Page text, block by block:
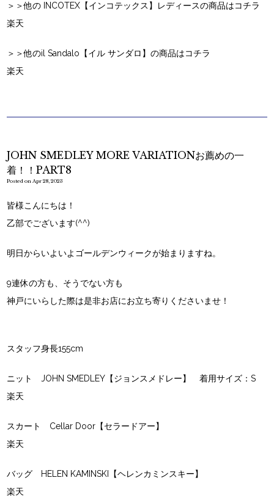
＞＞他の INCOTEX【インコテックス】レディースの商品はコチラ
楽天
＞＞他のil Sandalo【イル サンダロ】の商品はコチラ
楽天
JOHN SMEDLEY MORE VARIATIONお薦めの一
着！！PART8
Posted on Apr 28, 2023
皆様こんにちは！
乙部でございます(^^)
明日からいよいよゴールデンウィークが始まりますね。
9連休の方も、そうでない方も
神戸にいらした際は是非お店にお立ち寄りくださいませ！
スタッフ身長155cm
ニット JOHN SMEDLEY【ジョンスメドレー】 着用サイズ：S
楽天
スカート Cellar Door【セラードアー】
楽天
バッグ HELEN KAMINSKI【ヘレンカミンスキー】
楽天